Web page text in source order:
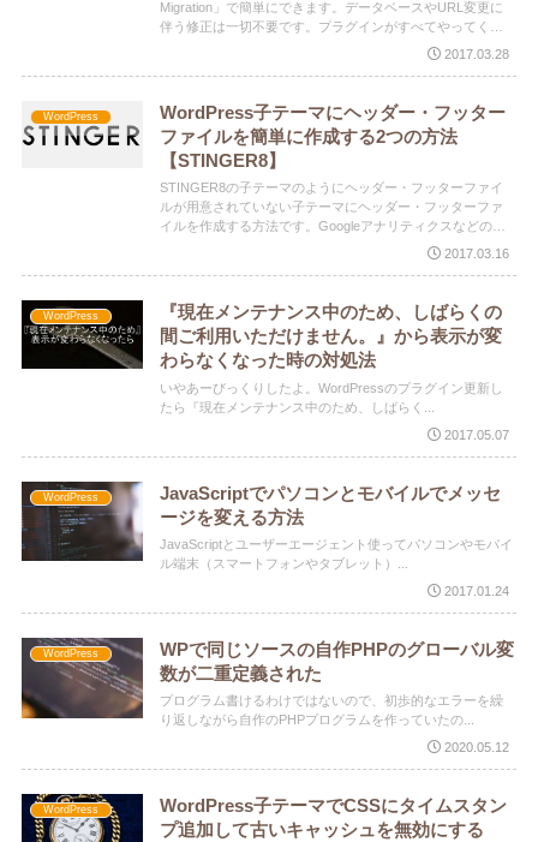
Migration」で簡単にできます。データベースやURL変更に
伴う修正は一切不要です。プラグインがすべてやってくれ
2017.03.28
WordPress
WordPress子テーマにヘッダー・フッター
ファイルを簡単に作成する2つの方法
【STINGER8】
STINGER8の子テーマのようにヘッダー・フッターファイ
ルが用意されていない子テーマにヘッダー・フッターファ
イルを作成する方法です。Googleアナリティクスなどのト
2017.03.16
WordPress
『現在メンテナンス中のため、しばらくの
間ご利用いただけません。』から表示が変
わらなくなった時の対処法
いやあーびっくりしたよ。WordPressのプラグイン更新し
たら『現在メンテナンス中のため、しばらく...
2017.05.07
WordPress
JavaScriptでパソコンとモバイルでメッセ
ージを変える方法
JavaScriptとユーザーエージェント使ってパソコンやモバイ
ル端末（スマートフォンやタブレット）...
2017.01.24
WordPress
WPで同じソースの自作PHPのグローバル変
数が二重定義された
プログラム書けるわけではないので、初歩的なエラーを繰
り返しながら自作のPHPプログラムを作っていたの...
2020.05.12
WordPress
WordPress子テーマでCSSにタイムスタン
プ追加して古いキャッシュを無効にする